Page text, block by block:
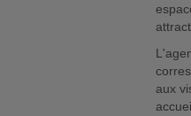
aux